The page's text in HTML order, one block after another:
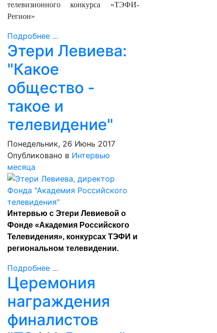
телевизионного конкурса «ТЭФИ-
Регион»
Подробнее ...
Этери Левиева:
"Какое
общество -
такое и
телевидение"
Понедельник, 26 Июнь 2017
Опубликовано в Интервью
месяца
Интервью с Этери Левиевой о
Фонде «Академия Российского
Телевидения», конкурсах ТЭФИ и
региональном телевидении.
Подробнее ...
Церемония
награждения
финалистов